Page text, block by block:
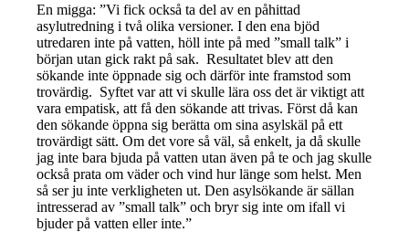
En migga: ”Vi fick också ta del av en påhittad
asylutredning i två olika versioner. I den ena bjöd
utredaren inte på vatten, höll inte på med ”small talk” i
början utan gick rakt på sak. Resultatet blev att den
sökande inte öppnade sig och därför inte framstod som
trovärdig. Syftet var att vi skulle lära oss det är viktigt att
vara empatisk, att få den sökande att trivas. Först då kan
den sökande öppna sig berätta om sina asylskäl på ett
trovärdigt sätt. Om det vore så väl, så enkelt, ja då skulle
jag inte bara bjuda på vatten utan även på te och jag skulle
också prata om väder och vind hur länge som helst. Men
så ser ju inte verkligheten ut. Den asylsökande är sällan
intresserad av ”small talk” och bryr sig inte om ifall vi
bjuder på vatten eller inte.”